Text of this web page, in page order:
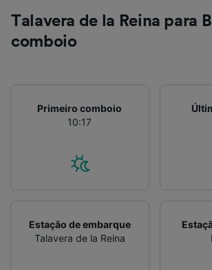
Talavera de la Reina para
comboio
Primeiro comboio
10:17
Estação de embarque
Talavera de la Reina